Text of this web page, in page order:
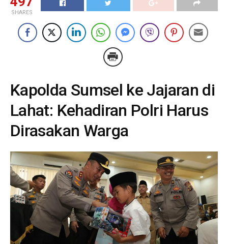
SHARES
Kapolda Sumsel ke Jajaran di
Lahat: Kehadiran Polri Harus
Dirasakan Warga